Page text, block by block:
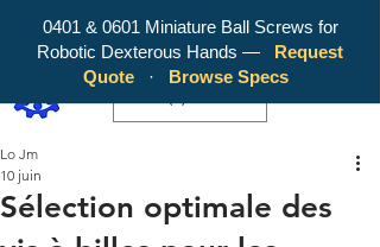
WY Precision Co., Limited - Your
Trusted Mini Ballscrew Manufacturer!
Sélection optimale des
Lo Jm
10 juin
0401 & 0601 Miniature Ball Screws for
Robotic Dexterous Hands —
Request
Quote
· Browse Specs